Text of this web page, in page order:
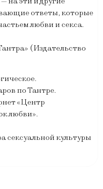
ответы, которые
любви и секса.
(Издательство
по Тантре.
«Центр
любви».
сексуальной культуры